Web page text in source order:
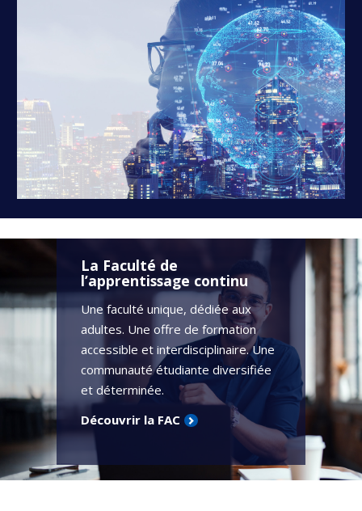
La Faculté de
l’apprentissage continu
Une faculté unique, dédiée aux
adultes. Une offre de formation
accessible et interdisciplinaire. Une
communauté étudiante diversifiée
et déterminée.
Découvrir la FAC